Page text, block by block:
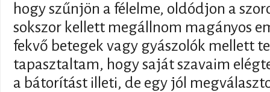
hogy szűnjön a félelme, oldódjon a
sokszor kellett megállnom magányos
fekvő betegek vagy gyászolók mellett
tapasztaltam, hogy saját szavaim
a bátorítást illeti, de egy jól